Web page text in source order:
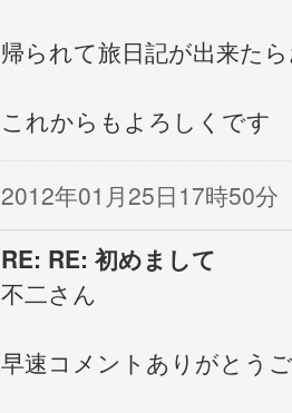
帰られて旅日記が出来た
これからもよろしくです
2012年01月25日17時50分
RE: RE: 初めまして
不二さん
早速コメントありがとう